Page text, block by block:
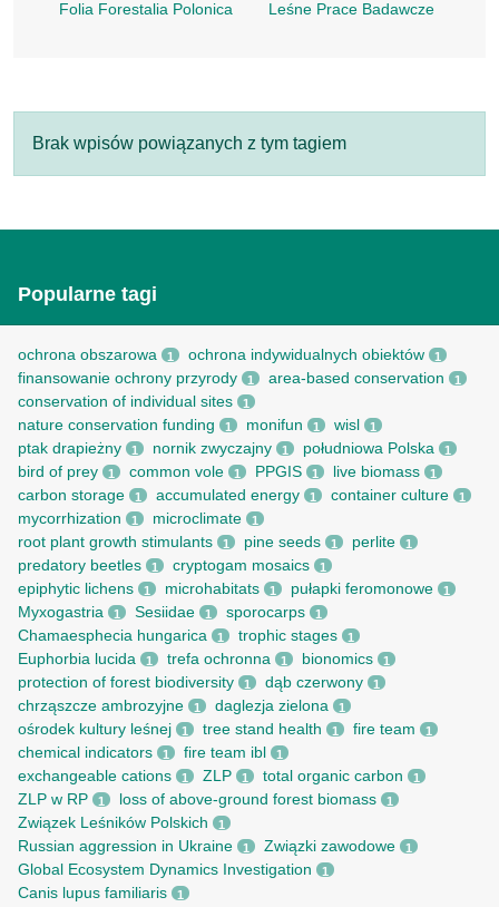
Folia Forestalia Polonica Leśne Prace Badawcze
Brak wpisów powiązanych z tym tagiem
Popularne tagi
ochrona obszarowa 1 ochrona indywidualnych obiektów 1
finansowanie ochrony przyrody 1 area-based conservation 1
conservation of individual sites 1
nature conservation funding 1 monifun 1 wisl 1
ptak drapieżny 1 nornik zwyczajny 1 południowa Polska 1
bird of prey 1 common vole 1 PPGIS 1 live biomass 1
carbon storage 1 accumulated energy 1 container culture 1
mycorrhization 1 microclimate 1
root рlant growth stimulants 1 pine seeds 1 perlite 1
predatory beetles 1 cryptogam mosaics 1
epiphytic lichens 1 microhabitats 1 pułapki feromonowe 1
Myxogastria 1 Sesiidae 1 sporocarps 1
Chamaesphecia hungarica 1 trophic stages 1
Euphorbia lucida 1 trefa ochronna 1 bionomics 1
protection of forest biodiversity 1 dąb czerwony 1
chrząszcze ambrozyjne 1 daglezja zielona 1
ośrodek kultury leśnej 1 tree stand health 1 fire team 1
chemical indicators 1 fire team ibl 1
exchangeable cations 1 ZLP 1 total organic carbon 1
ZLP w RP 1 loss of above-ground forest biomass 1
Związek Leśników Polskich 1
Russian aggression in Ukraine 1 Związki zawodowe 1
Global Ecosystem Dynamics Investigation 1
Canis lupus familiaris 1